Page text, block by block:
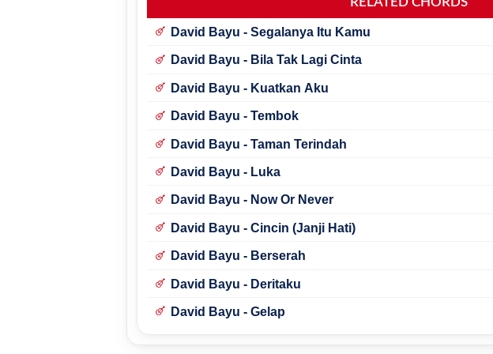
David Bayu - Segalanya Itu Kamu
David Bayu - Bila Tak Lagi Cinta
David Bayu - Kuatkan Aku
David Bayu - Tembok
David Bayu - Taman Terindah
David Bayu - Luka
David Bayu - Now Or Never
David Bayu - Cincin (Janji Hati)
David Bayu - Berserah
David Bayu - Deritaku
David Bayu - Gelap